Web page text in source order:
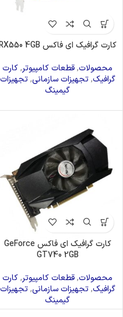
کارت گرافیک ای فاکس RX550 4GB
محصولات,قطعات کامپیوتر,کارت
گرافیک,تجهیزات سازمانی,تجهیزات
گیمینگ
کارت گرافیک ای فاکس GeForce
GT740 2GB
محصولات,قطعات کامپیوتر,کارت
گرافیک,تجهیزات سازمانی,تجهیزات
گیمینگ